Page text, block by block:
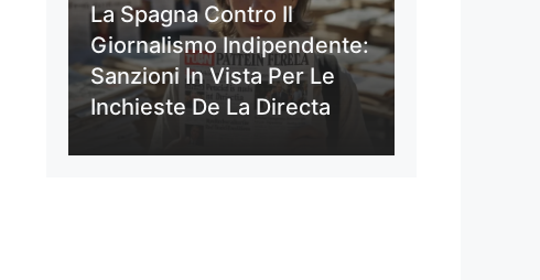
La Spagna Contro Il
Giornalismo Indipendente:
Sanzioni In Vista Per Le
Inchieste De La Directa